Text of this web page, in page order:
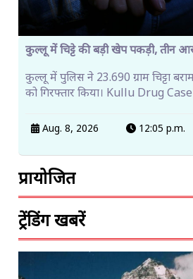
कुल्लू में चिट्टे की बड़ी खेप पकड़ी, तीन
कुल्लू में पुलिस ने 23.690 ग्राम चिट्टा
को गिरफ्तार किया। Kullu Drug
Aug. 8, 2026 12:05 p.m.
प्रायोजित
ट्रेंडिंग खबरें